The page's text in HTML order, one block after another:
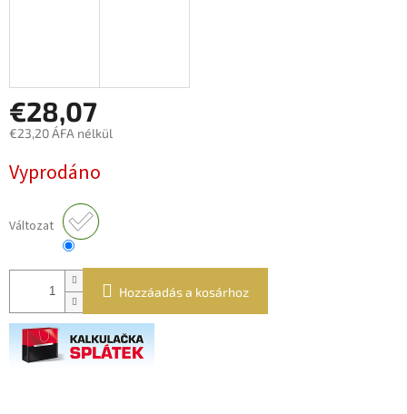
€28,07
€23,20 ÁFA nélkül
Vyprodáno
Változat
Hozzáadás a kosárhoz